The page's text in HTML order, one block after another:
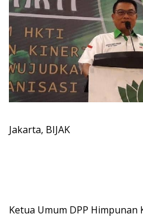
Jakarta, BIJAK
Ketua Umum DPP Himpunan